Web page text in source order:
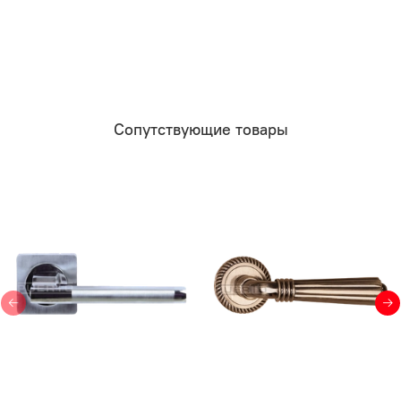
Сопутствующие товары